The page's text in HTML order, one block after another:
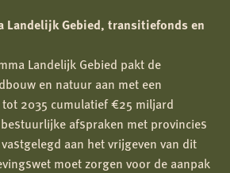
Landelijk Gebied, transitiefonds en
Landelijk Gebied pakt de
en natuur aan met een
2035 cumulatief €25 miljard
afspraken met provincies
aan het vrijgeven van dit
moet zorgen voor de aanpak